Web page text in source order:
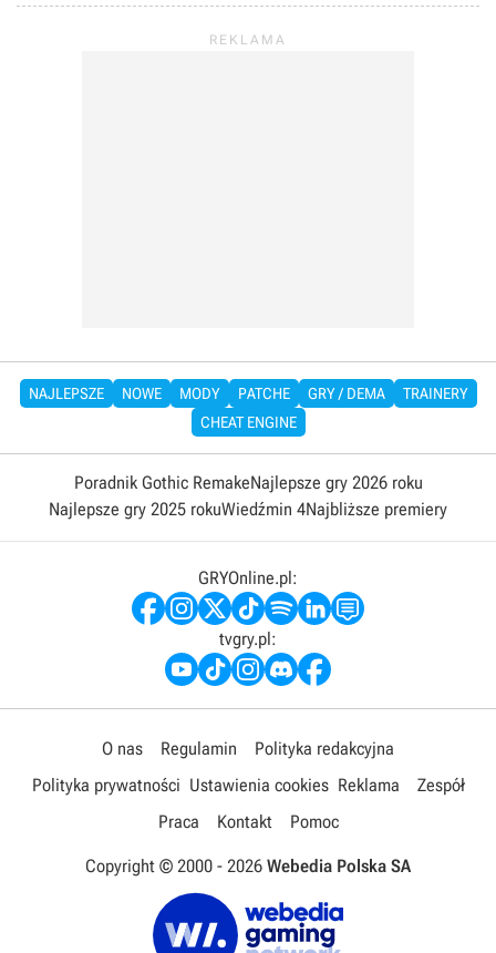
NAJLEPSZE NOWE MODY PATCHE GRY / DEMA
TRAINERY
CHEAT ENGINE
Poradnik Gothic RemakeNajlepsze gry 2026 roku
Najlepsze gry 2025 rokuWiedźmin 4Najbliższe premiery
GRYOnline.pl:
tvgry.pl:
O nas Regulamin
Polityka redakcyjna
Polityka prywatności Ustawienia cookies Reklama
Zespół
Praca
Kontakt Pomoc
Copyright © 2000 - 2026 Webedia Polska SA